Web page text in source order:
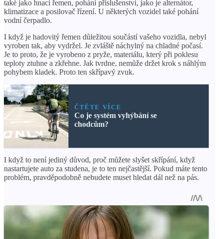
také jako hnací řemen, pohání příslušenství, jako je alternátor,
klimatizace a posilovač řízení. U některých vozidel také pohání
vodní čerpadlo.
I když je hadovitý řemen důležitou součástí vašeho vozidla, nebyl
vyroben tak, aby vydržel. Je zvláště náchylný na chladné počasí.
Je to proto, že je vyrobeno z pryže, materiálu, který při poklesu
teploty ztuhne a zkřehne. Jak tvrdne, nemůže držet krok s náhlým
pohybem kladek. Proto ten skřípavý zvuk.
ČTĚTE VÍCE
Co je systém vyhýbání se
chodcům?
I když to není jediný důvod, proč můžete slyšet skřípání, když
nastartujete auto za studena, je to ten nejčastější. Pokud máte tento
problém, pravděpodobně nebudete muset hledat dál než na pás.